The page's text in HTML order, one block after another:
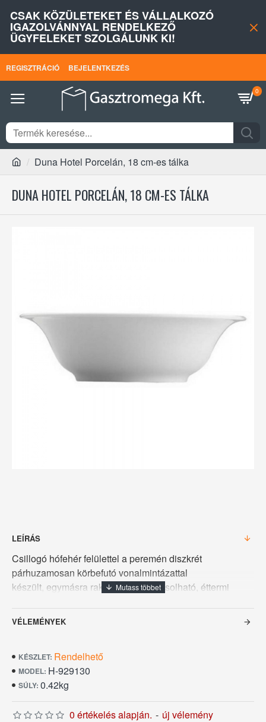
CSAK KÖZÜLETEKET ÉS VÁLLALKOZÓ
IGAZOLVÁNNYAL RENDELKEZŐ
ÜGYFELEKET SZOLGÁLUNK KI!
REGISZTRÁCIÓ BEJELENTKEZÉS
0
Duna Hotel Porcelán, 18 cm-es tálka
DUNA HOTEL PORCELÁN, 18 CM-ES TÁLKA
LEÍRÁS
Csillogó hófehér felülettel a peremén diszkrét
párhuzamosan körbefutó vonalmintázattal
készült, egymásra rakható vagy rakásolható, éttermi
18 cm a Duna Hotel Porcelán sorozatból. Az első
VÉLEMÉNYEK
KÉSZLET: Rendelhető
MODEL: H-929130
SÚLY: 0.42kg
0 értékelés alapján. - új vélemény